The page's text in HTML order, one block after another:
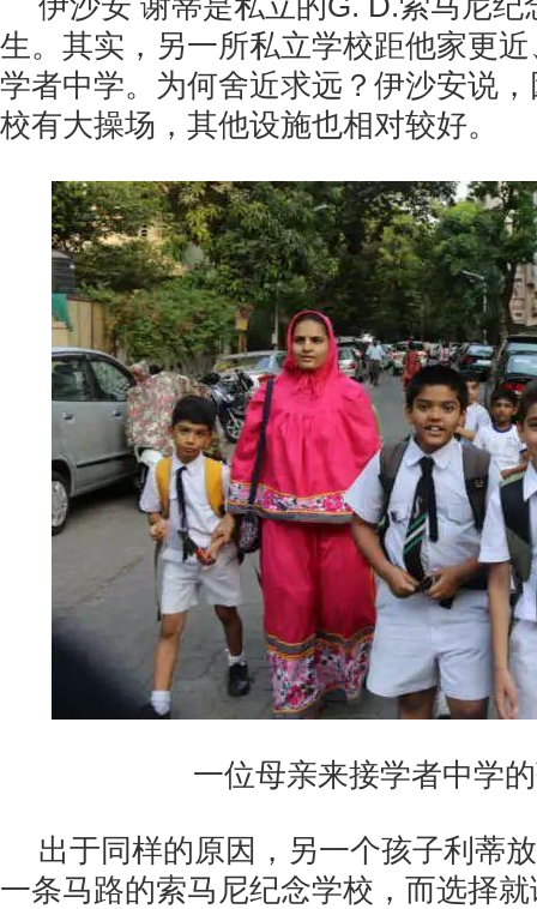
生。其实，另一所私立学校距他家更
学者中学。为何舍近求远？伊沙安说
校有大操场，其他设施也相对较好。
一位母亲来接学者中学的
出于同样的原因，另一个孩子利蒂
一条马路的索马尼纪念学校，而选择